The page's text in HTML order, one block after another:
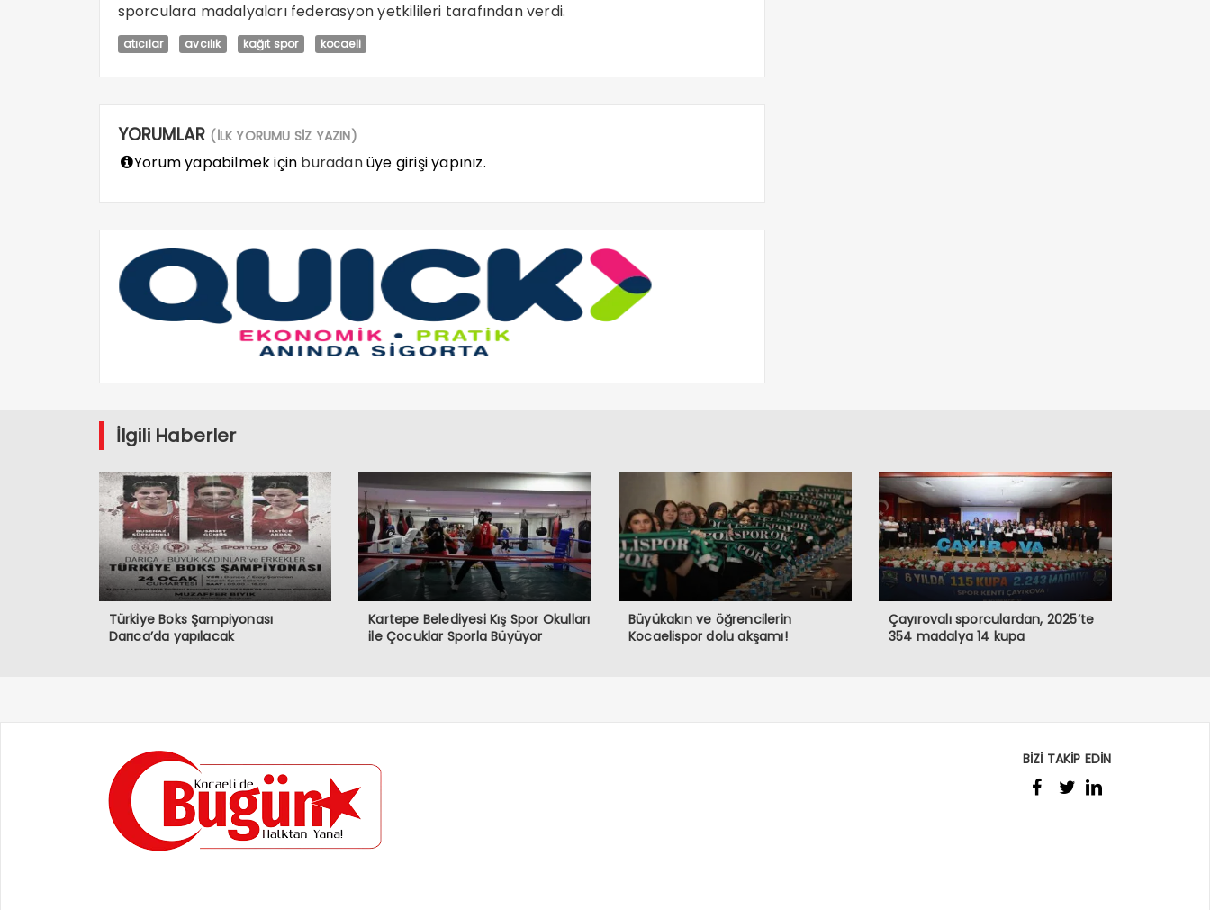
sporculara madalyaları federasyon yetkilileri tarafından verdi.
atıcılar avcılık kağıt spor kocaeli
YORUMLAR (İLK YORUMU SİZ YAZIN)
Yorum yapabilmek için buradanüye girişi yapınız.
İlgili Haberler
Türkiye Boks Şampiyonası
Darıca’da yapılacak
Kartepe Belediyesi Kış Spor Okulları
ile Çocuklar Sporla Büyüyor
Büyükakın ve öğrencilerin
Kocaelispor dolu akşamı!
Çayırovalı sporculardan, 2025’te
354 madalya 14 kupa
BİZİ TAKİP EDİN